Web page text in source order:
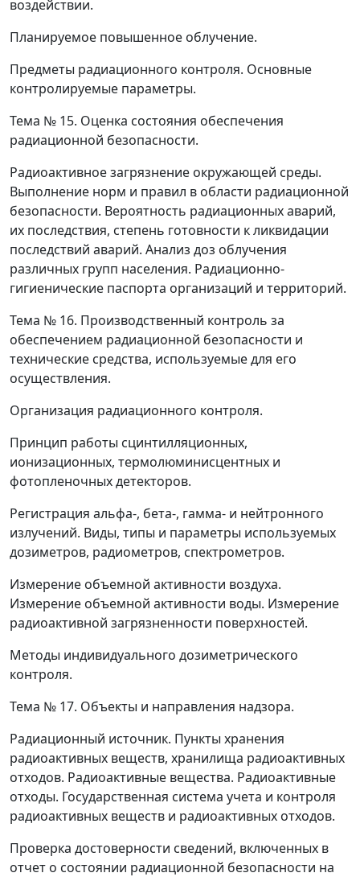
воздействии.
Планируемое повышенное облучение.
Предметы радиационного контроля. Основные
контролируемые параметры.
Тема № 15. Оценка состояния обеспечения
радиационной безопасности.
Радиоактивное загрязнение окружающей среды.
Выполнение норм и правил в области радиационной
безопасности. Вероятность радиационных аварий,
их последствия, степень готовности к ликвидации
последствий аварий. Анализ доз облучения
различных групп населения. Радиационно-
гигиенические паспорта организаций и территорий.
Тема № 16. Производственный контроль за
обеспечением радиационной безопасности и
технические средства, используемые для его
осуществления.
Организация радиационного контроля.
Принцип работы сцинтилляционных,
ионизационных, термолюминисцентных и
фотопленочных детекторов.
Регистрация альфа-, бета-, гамма- и нейтронного
излучений. Виды, типы и параметры используемых
дозиметров, радиометров, спектрометров.
Измерение объемной активности воздуха.
Измерение объемной активности воды. Измерение
радиоактивной загрязненности поверхностей.
Методы индивидуального дозиметрического
контроля.
Тема № 17. Объекты и направления надзора.
Радиационный источник. Пункты хранения
радиоактивных веществ, хранилища радиоактивных
отходов. Радиоактивные вещества. Радиоактивные
отходы. Государственная система учета и контроля
радиоактивных веществ и радиоактивных отходов.
Проверка достоверности сведений, включенных в
отчет о состоянии радиационной безопасности на